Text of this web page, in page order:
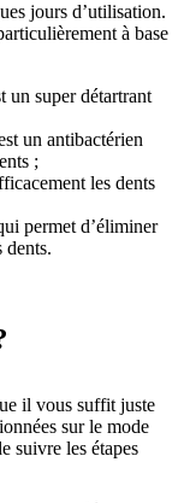
jours d’utilisation.
à base
un super détartrant
un antibactérien
;
les dents
permet d’éliminer
dents.
il vous suffit juste
sur le mode
suivre les étapes